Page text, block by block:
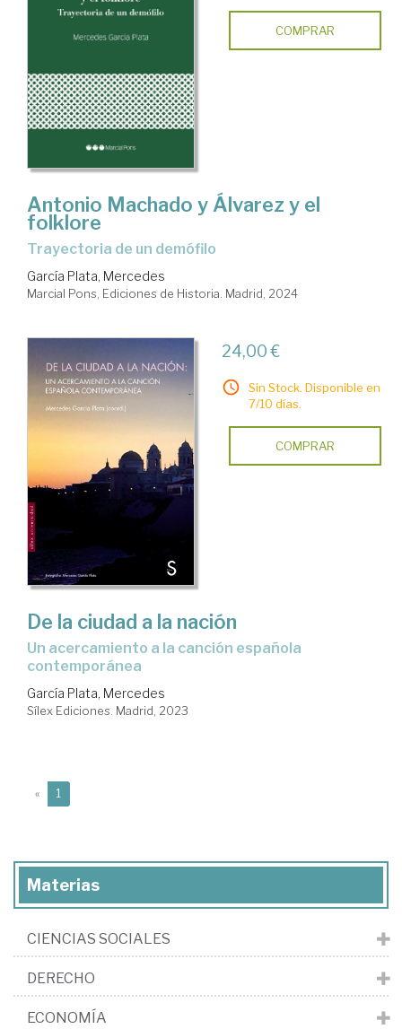
COMPRAR
Antonio Machado y Álvarez y el
folklore
Trayectoria de un demófilo
García Plata, Mercedes
Marcial Pons, Ediciones de Historia. Madrid, 2024
24,00 €
Sin Stock. Disponible en
7/10 días.
COMPRAR
De la ciudad a la nación
un acercamiento a la canción española
contemporánea
García Plata, Mercedes
Sílex Ediciones. Madrid, 2023
« 1
Materias
CIENCIAS SOCIALES
DERECHO
ECONOMÍA